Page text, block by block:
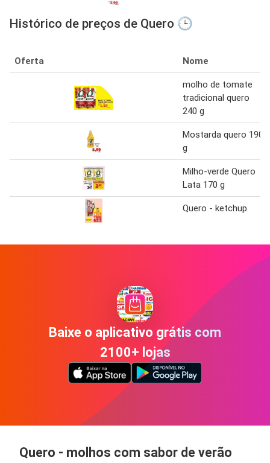
Histórico de preços de Quero 🕒
Oferta Nome
molho de tomate
tradicional quero
240 g
Mostarda quero 190
g
Milho-verde Quero
Lata 170 g
Quero - ketchup
Baixe o aplicativo grátis com
2100+ lojas
Quero - molhos com sabor de verão